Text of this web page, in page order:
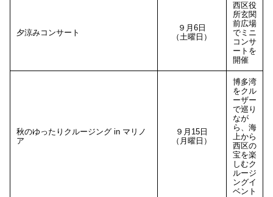
夕涼みコンサート
９月6日
（土曜日）
西区役
所玄関
前広場
でミニ
コンサ
ートを
開催
秋のゆったりクルージング in マリノ
ア
９月15日
（月曜日）
博多湾
をクル
ーザー
で巡り
なが
ら、海
上から
西区の
宝を楽
しむク
ルージ
ングイ
ベント